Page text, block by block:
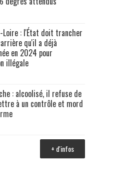
Loire : l'État doit trancher
qu'il a déjà
en 2024 pour
illégale
: alcoolisé, il refuse de
à un contrôle et mord
+ d'infos